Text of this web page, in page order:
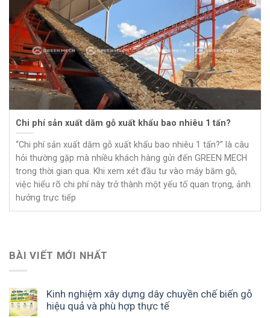
BÀI VIẾT MỚI NHẤT
Kinh nghiệm xây dựng dây chuyền chế biến gỗ
hiệu quả và phù hợp thực tế
Chi phí sản xuất dăm gỗ xuất khẩu bao nhiêu 1 tấn?
“Chi phí sản xuất dăm gỗ xuất khẩu bao nhiêu 1 tấn?” là câu
hỏi thường gặp mà nhiều khách hàng gửi đến GREEN MECH
trong thời gian qua. Khi xem xét đầu tư vào máy băm gỗ,
việc hiểu rõ chi phí này trở thành một yếu tố quan trọng, ảnh
hưởng trực tiếp